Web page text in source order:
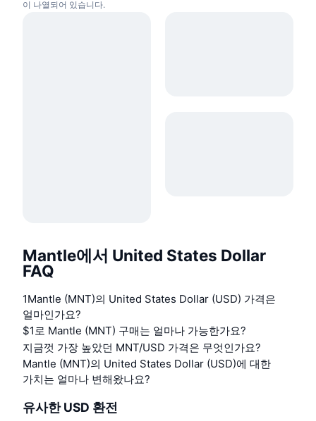
이 나열되어 있습니다.
Mantle에서 United States Dollar
FAQ
1Mantle (MNT)의 United States Dollar (USD) 가격은
얼마인가요?
$1로 Mantle (MNT) 구매는 얼마나 가능한가요?
지금껏 가장 높았던 MNT/USD 가격은 무엇인가요?
Mantle (MNT)의 United States Dollar (USD)에 대한
가치는 얼마나 변해왔나요?
유사한 USD 환전